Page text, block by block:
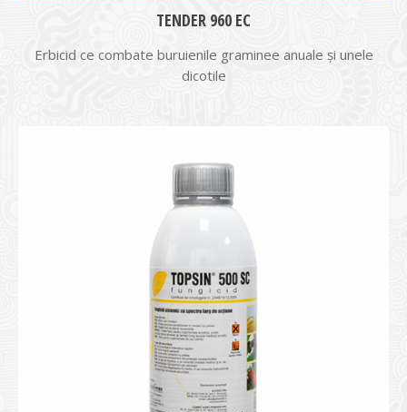
TENDER 960 EC
Erbicid ce combate buruienile graminee anuale şi unele
dicotile